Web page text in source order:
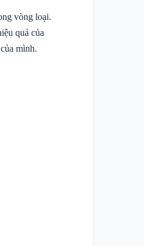
vòng loại.
quả của
mình.